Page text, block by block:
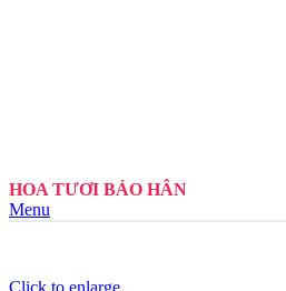
HOA TƯƠI BẢO HÂN
Menu
Click to enlarge